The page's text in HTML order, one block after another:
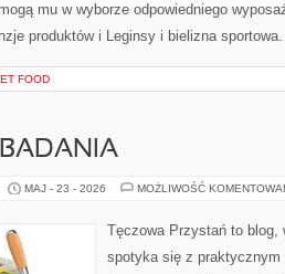
mu w wyborze odpowiedniego
produktów i Leginsy i bielizna
FOOD
MAJ - 23 - 2026 MOŻLIWOŚĆ
Tęczowa Przystań to
spotyka się z praktycznym